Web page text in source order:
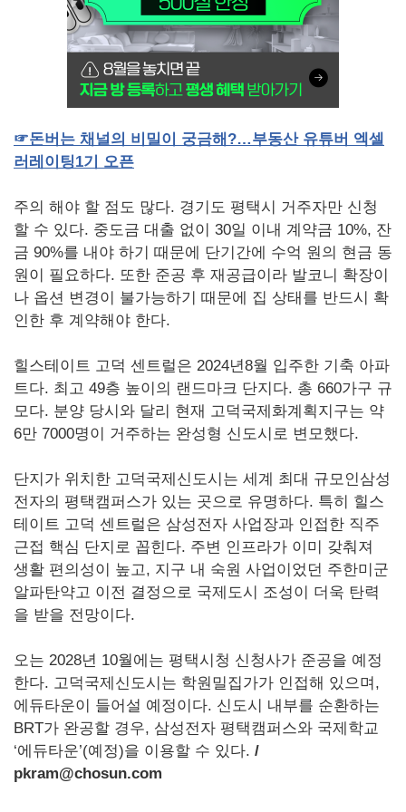
☞돈버는 채널의 비밀이 궁금해 ?…부동산 유튜버 엑셀
러레이팅1기 오픈
주의 해야 할 점도 많다. 경기도 평택시 거주자만 신청
할 수 있다. 중도금 대출 없이 30일 이내 계약금 10%, 잔
금 90%를 내야 하기 때문에 단기간에 수억 원의 현금 동
원이 필요하다. 또한 준공 후 재공급이라 발코니 확장이
나 옵션 변경이 불가능하기 때문에 집 상태를 반드시 확
인한 후 계약해야 한다.
힐스테이트 고덕 센트럴은 2024년8월 입주한 기축 아파
트다. 최고 49층 높이의 랜드마크 단지다. 총 660가구 규
모다. 분양 당시와 달리 현재 고덕국제화계획지구는 약
6만 7000명이 거주하는 완성형 신도시로 변모했다.
단지가 위치한 고덕국제신도시는 세계 최대 규모인삼성
전자의 평택캠퍼스가 있는 곳으로 유명하다. 특히 힐스
테이트 고덕 센트럴은 삼성전자 사업장과 인접한 직주
근접 핵심 단지로 꼽힌다. 주변 인프라가 이미 갖춰져
생활 편의성이 높고, 지구 내 숙원 사업이었던 주한미군
알파탄약고 이전 결정으로 국제도시 조성이 더욱 탄력
을 받을 전망이다.
오는 2028년 10월에는 평택시청 신청사가 준공을 예정
한다. 고덕국제신도시는 학원밀집가가 인접해 있으며,
에듀타운이 들어설 예정이다. 신도시 내부를 순환하는
BRT가 완공할 경우, 삼성전자 평택캠퍼스와 국제학교
‘에듀타운’(예정)을 이용할 수 있다. /
pkram@chosun.com